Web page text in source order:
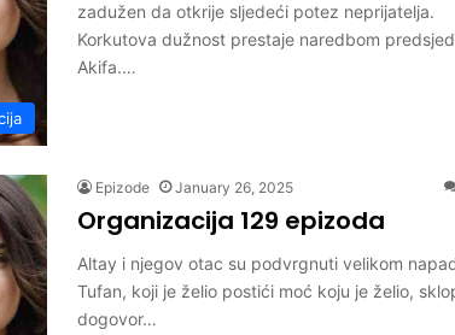
zadužen da otkrije sljedeći potez neprijatelja.
Korkutova dužnost prestaje naredbom
Akifa.…
Epizode January 26, 2025
Organizacija 129 epizoda
Altay i njegov otac su podvrgnuti velikom
Tufan, koji je želio postići moć koju je želio,
dogovor…